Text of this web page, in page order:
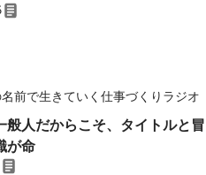
名前で生きていく仕事づくりラジオ
般人だからこそ、タイトルと冒
が命